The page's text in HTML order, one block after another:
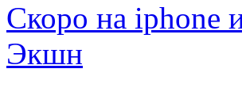
Скоро на iphone
Экшн